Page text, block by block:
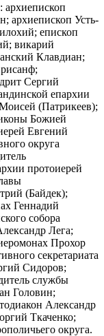
архиепископ
архиепископ Усть-
епископ
викарий
Клавдиан;
Сергий
епархии
(Патрикеев);
иконы Божией
Евгений
округа
протоиерей
(Байдек);
Геннадий
собора
Лега;
Прохор
секретариата
Сидоров;
службы
Головин;
Александр
Ткаченко;
округа.